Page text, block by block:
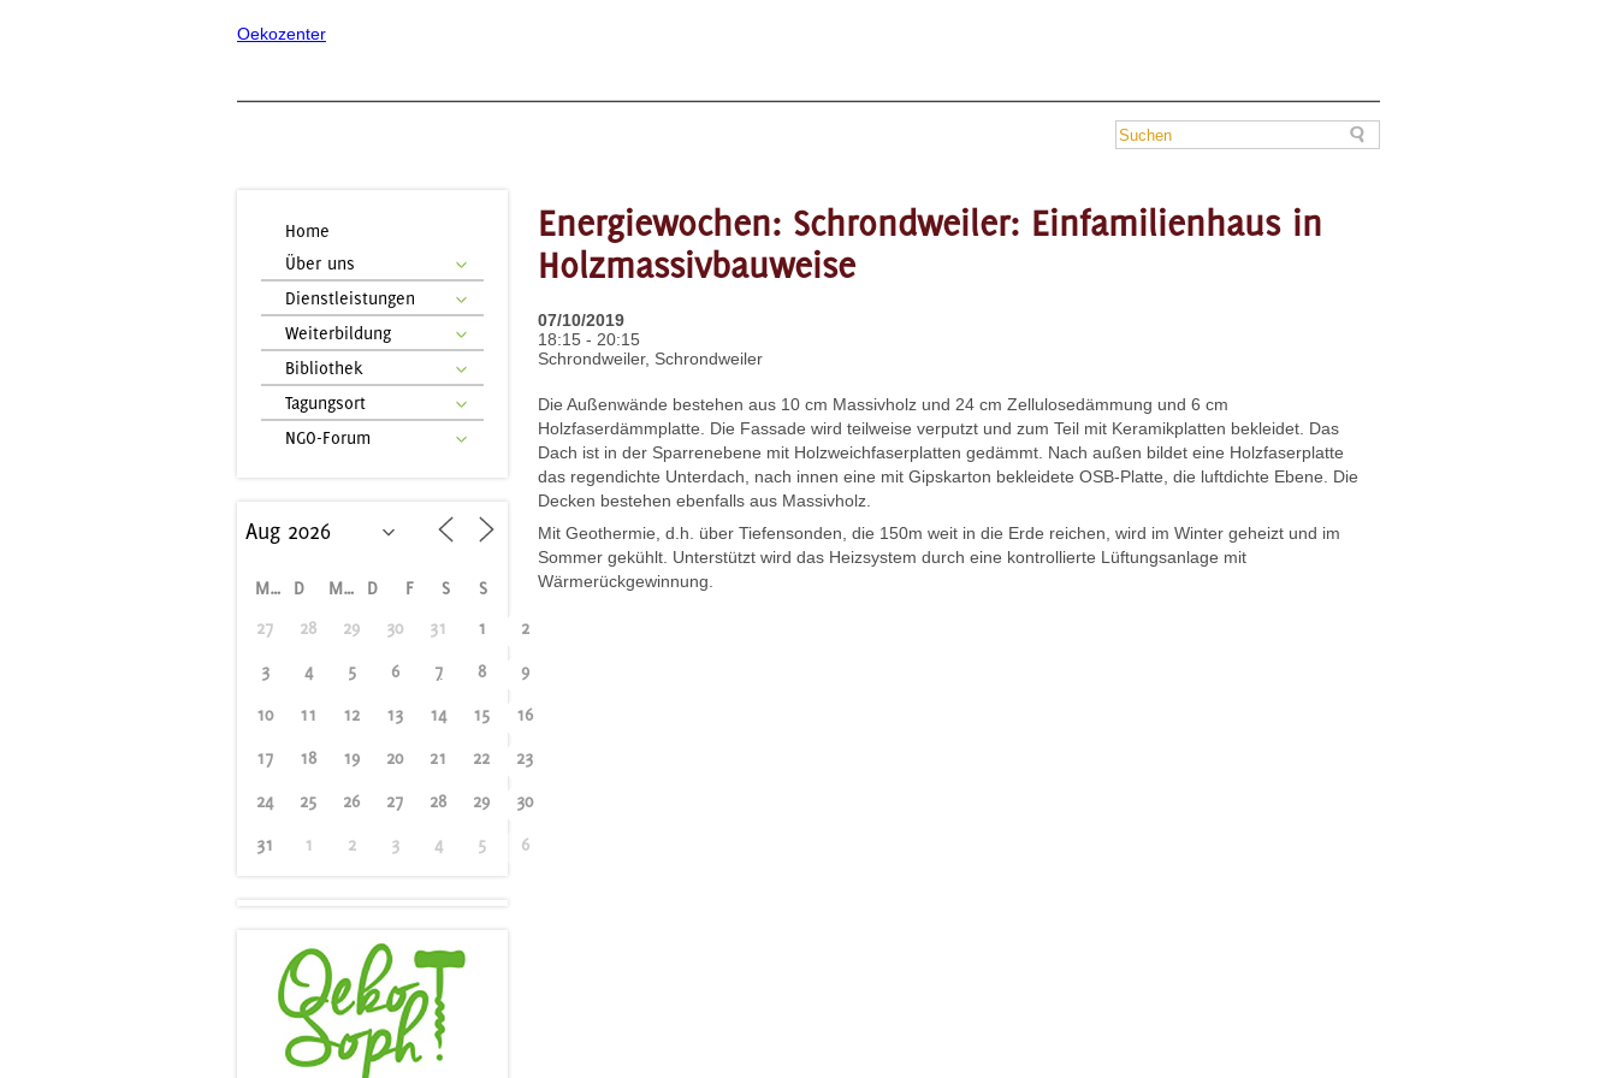
Oekozenter
Home
Über uns
Dienstleistungen
Weiterbildung
Bibliothek
Tagungsort
NGO-Forum
M D M D F S
S
27
28 29 30 31 1 2
3 4 5 6 7 8 9
10 11 12 13 14 15 16
17 18 19 20 21 22 23
24 25 26 27 28 29 30
31 1 2 3 4 5 6
Energiewochen: Schrondweiler: Einfamilienhaus in
Holzmassivbauweise
07/10/2019
18:15 - 20:15
Schrondweiler, Schrondweiler
Die Außenwände bestehen aus 10 cm Massivholz und 24 cm Zellulosedämmung und 6 cm
Holzfaserdämmplatte. Die Fassade wird teilweise verputzt und zum Teil mit Keramikplatten bekleidet. Das
Dach ist in der Sparrenebene mit Holzweichfaserplatten gedämmt. Nach außen bildet eine Holzfaserplatte
das regendichte Unterdach, nach innen eine mit Gipskarton bekleidete OSB-Platte, die luftdichte Ebene. Die
Decken bestehen ebenfalls aus Massivholz.
Mit Geothermie, d.h. über Tiefensonden, die 150m weit in die Erde reichen, wird im Winter geheizt und im
Sommer gekühlt. Unterstützt wird das Heizsystem durch eine kontrollierte Lüftungsanlage mit
Wärmerückgewinnung.